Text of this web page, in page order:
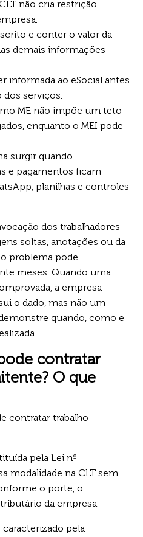
não cria restrição
e conter o valor da
demais informações
informada ao eSocial antes
dos serviços.
ME não impõe um teto
enquanto o MEI pode
surgir quando
e pagamentos ficam
planilhas e controles
dos trabalhadores
soltas, anotações ou da
problema pode
meses. Quando uma
a empresa
o dado, mas não um
quando, como e
contratar
O que
contratar trabalho
pela Lei nº
modalidade na CLT sem
o porte, o
da empresa.
pela